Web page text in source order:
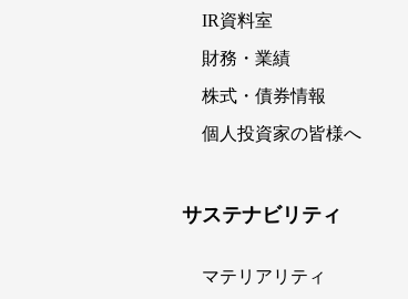
IR資料室
財務・業績
株式・債券情報
個人投資家の皆様へ
サステナビリティ
マテリアリティ